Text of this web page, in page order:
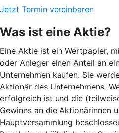
Jetzt Termin vereinbaren
Was ist eine Aktie?
Eine Aktie ist ein Wertpapier,
oder Anleger einen Anteil an
Unternehmen kaufen. Sie
Aktionär des Unternehmens.
erfolgreich ist und die
Gewinns an die Aktionärinnen
Hauptversammlung